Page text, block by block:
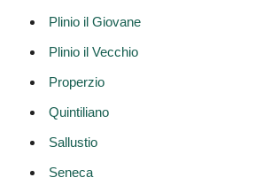
Plinio il Giovane
Plinio il Vecchio
Properzio
Quintiliano
Sallustio
Seneca